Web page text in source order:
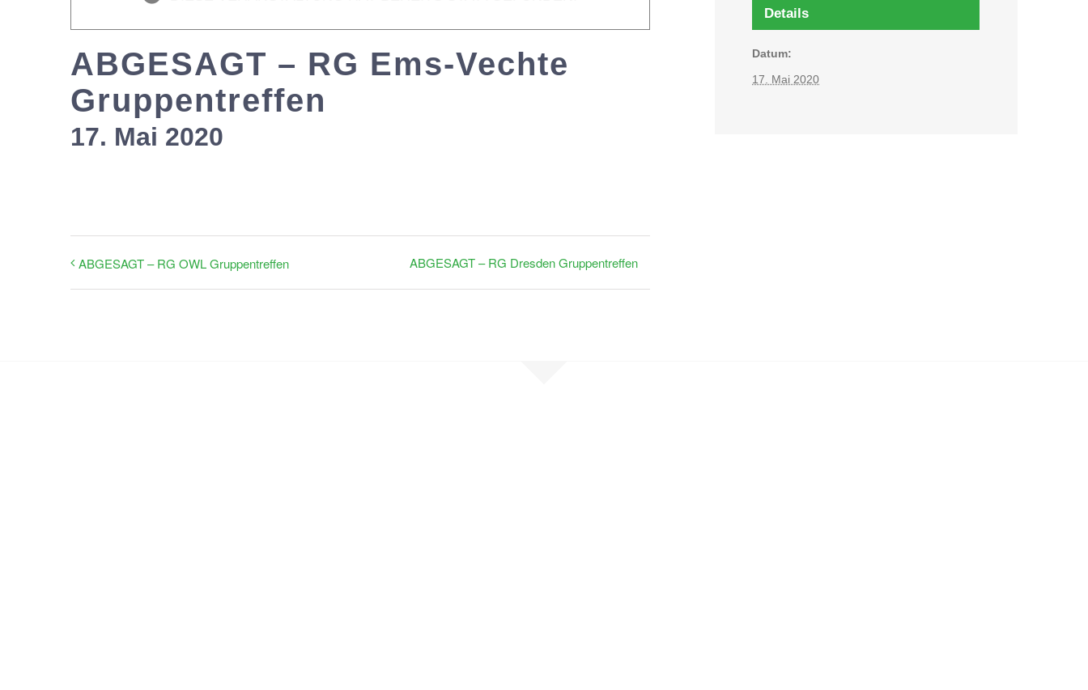
ABGESAGT – RG Ems-Vechte
Gruppentreffen
17. Mai 2020
ABGESAGT – RG OWL Gruppentreffen ABGESAGT – RG Dresden Gruppentreffen
Details
Datum:
17. Mai 2020